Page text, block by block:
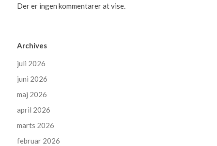
Der er ingen kommentarer at vise.
Archives
juli 2026
juni 2026
maj 2026
april 2026
marts 2026
februar 2026